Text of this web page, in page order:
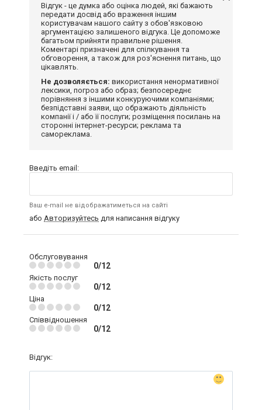
Відгук - це думка або оцінка людей, які бажають
передати досвід або враження іншим
користувачам нашого сайту з обов'язковою
аргументацією залишеного відгука. Це допоможе
багатьом прийняти правильне рішення.
Коментарі призначені для спілкування та
обговорення, а також для роз'яснення питань, що
цікавлять.
Не дозволяється: використання ненормативної
лексики, погроз або образ; безпосереднє
порівняння з іншими конкуруючими компаніями;
безпідставні заяви, що ображають діяльність
компанії і / або її послуги; розміщення посилань на
сторонні інтернет-ресурси; реклама та
самореклама.
Введіть email:
Ваш e-mail не відображатиметься на сайті
або Авторизуйтесь для написання відгуку
Обслуговування
0/12
Якість послуг
0/12
Ціна
0/12
Співвідношення
0/12
Відгук: